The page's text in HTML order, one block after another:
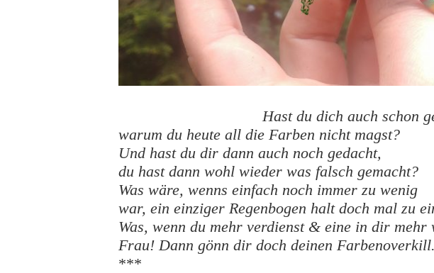
Hast du dich auch schon
warum du heute all die Farben nicht magst?
Und hast du dir dann auch noch gedacht,
du hast dann wohl wieder was falsch gemacht?
Was wäre, wenns einfach noch immer zu wenig
war, ein einziger Regenbogen halt doch mal zu
Was, wenn du mehr verdienst & eine in dir mehr
Frau! Dann gönn dir doch deinen
***